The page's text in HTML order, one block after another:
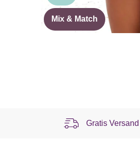
Mix & Match
Gratis